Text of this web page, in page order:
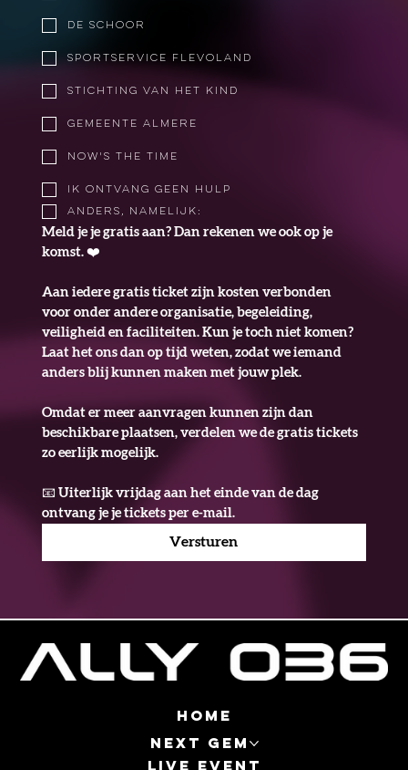
De Schoor
Sportservice Flevoland
Stichting van het Kind
Gemeente Almere
Now's The Time
Ik ontvang geen hulp
Anders, namelijk:
Meld je je gratis aan? Dan rekenen we ook op je
komst. ❤️
Aan iedere gratis ticket zijn kosten verbonden
voor onder andere organisatie, begeleiding,
veiligheid en faciliteiten. Kun je toch niet komen?
Laat het ons dan op tijd weten, zodat we iemand
anders blij kunnen maken met jouw plek.
Omdat er meer aanvragen kunnen zijn dan
beschikbare plaatsen, verdelen we de gratis tickets
zo eerlijk mogelijk.
📧 Uiterlijk vrijdag aan het einde van de dag
ontvang je je tickets per e-mail.
Versturen
Home
Next Gem
Live event